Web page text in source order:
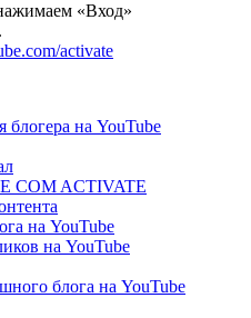
«Вход»
activate
на YouTube
ACTIVATE
на YouTube
на YouTube
блога на YouTube